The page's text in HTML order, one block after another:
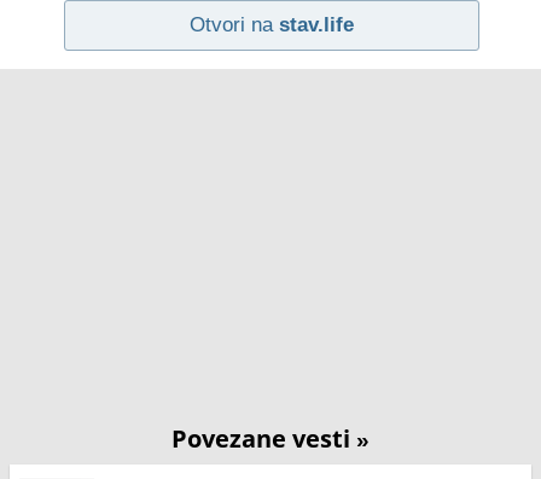
Otvori na stav.life
Povezane vesti »